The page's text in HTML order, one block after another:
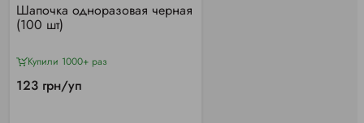
Шапочка одноразовая черная
(100 шт)
Купили 1000+ раз
123 грн/уп